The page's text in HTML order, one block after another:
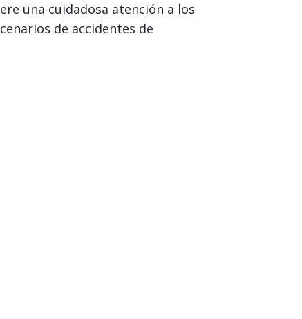
una cuidadosa atención a los
de accidentes de